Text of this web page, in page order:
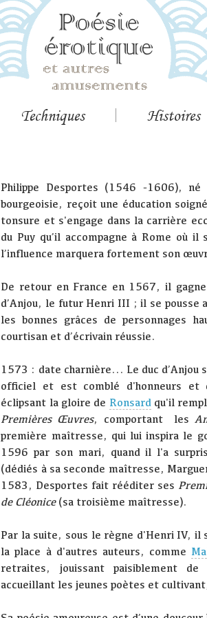
Techniques Histoires
Philippe Desportes (1546 -1606),
bourgeoisie, reçoit une éducation
tonsure et s'engage dans la carrière
du Puy qu’il accompagne à Rome où
l’influence marquera fortement son
De retour en France en 1567, il
d’Anjou, le futur Henri III ; il se pousse
les bonnes grâces de personnages
courtisan et d’écrivain réussie.
1573 : date charnière... Le duc d’Anjou
officiel et est comblé d'honneurs et
éclipsant la gloire de Ronsardqu'il
Premières Œuvres, comportant les
première maîtresse, qui lui inspira le
1596 par son mari, quand il l'a
(dédiés à sa seconde maîtresse,
1583, Desportes fait rééditer ses
de Cléonice(sa troisième maîtresse).
Par la suite, sous le règne d'Henri IV,
la place à d'autres auteurs, comme
retraites, jouissant paisiblement
accueillant les jeunes poètes et